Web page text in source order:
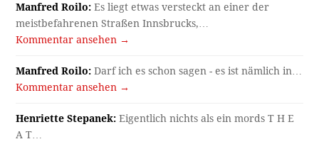
Manfred Roilo: Es liegt etwas versteckt an einer der
meistbefahrenen Straßen Innsbrucks,…
Kommentar ansehen →
Manfred Roilo: Darf ich es schon sagen - es ist nämlich in…
Kommentar ansehen →
Henriette Stepanek: Eigentlich nichts als ein mords T H E
A T…